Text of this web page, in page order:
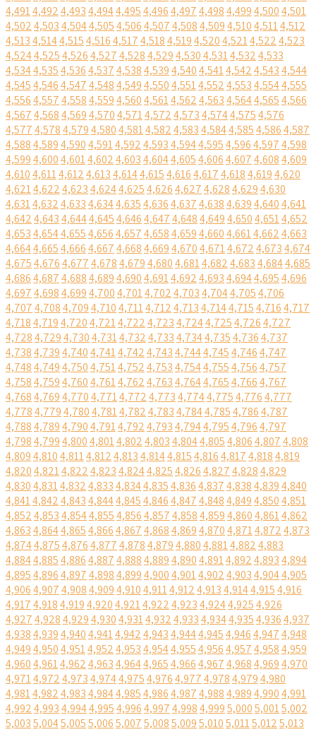
4,4914,4924,4934,4944,4954,4964,4974,4984,4994,5004,501
4,5024,5034,5044,5054,5064,5074,5084,5094,5104,5114,512
4,5134,5144,5154,5164,5174,5184,5194,5204,5214,5224,523
4,5244,5254,5264,5274,5284,5294,5304,5314,5324,533
4,5344,5354,5364,5374,5384,5394,5404,5414,5424,5434,544
4,5454,5464,5474,5484,5494,5504,5514,5524,5534,5544,555
4,5564,5574,5584,5594,5604,5614,5624,5634,5644,5654,566
4,5674,5684,5694,5704,5714,5724,5734,5744,5754,576
4,5774,5784,5794,5804,5814,5824,5834,5844,5854,5864,587
4,5884,5894,5904,5914,5924,5934,5944,5954,5964,5974,598
4,5994,6004,6014,6024,6034,6044,6054,6064,6074,6084,609
4,6104,6114,6124,6134,6144,6154,6164,6174,6184,6194,620
4,6214,6224,6234,6244,6254,6264,6274,6284,6294,630
4,6314,6324,6334,6344,6354,6364,6374,6384,6394,6404,641
4,6424,6434,6444,6454,6464,6474,6484,6494,6504,6514,652
4,6534,6544,6554,6564,6574,6584,6594,6604,6614,6624,663
4,6644,6654,6664,6674,6684,6694,6704,6714,6724,6734,674
4,6754,6764,6774,6784,6794,6804,6814,6824,6834,6844,685
4,6864,6874,6884,6894,6904,6914,6924,6934,6944,6954,696
4,6974,6984,6994,7004,7014,7024,7034,7044,7054,706
4,7074,7084,7094,7104,7114,7124,7134,7144,7154,7164,717
4,7184,7194,7204,7214,7224,7234,7244,7254,7264,727
4,7284,7294,7304,7314,7324,7334,7344,7354,7364,737
4,7384,7394,7404,7414,7424,7434,7444,7454,7464,747
4,7484,7494,7504,7514,7524,7534,7544,7554,7564,757
4,7584,7594,7604,7614,7624,7634,7644,7654,7664,767
4,7684,7694,7704,7714,7724,7734,7744,7754,7764,777
4,7784,7794,7804,7814,7824,7834,7844,7854,7864,787
4,7884,7894,7904,7914,7924,7934,7944,7954,7964,797
4,7984,7994,8004,8014,8024,8034,8044,8054,8064,8074,808
4,8094,8104,8114,8124,8134,8144,8154,8164,8174,8184,819
4,8204,8214,8224,8234,8244,8254,8264,8274,8284,829
4,8304,8314,8324,8334,8344,8354,8364,8374,8384,8394,840
4,8414,8424,8434,8444,8454,8464,8474,8484,8494,8504,851
4,8524,8534,8544,8554,8564,8574,8584,8594,8604,8614,862
4,8634,8644,8654,8664,8674,8684,8694,8704,8714,8724,873
4,8744,8754,8764,8774,8784,8794,8804,8814,8824,883
4,8844,8854,8864,8874,8884,8894,8904,8914,8924,8934,894
4,8954,8964,8974,8984,8994,9004,9014,9024,9034,9044,905
4,9064,9074,9084,9094,9104,9114,9124,9134,9144,9154,916
4,9174,9184,9194,9204,9214,9224,9234,9244,9254,926
4,9274,9284,9294,9304,9314,9324,9334,9344,9354,9364,937
4,9384,9394,9404,9414,9424,9434,9444,9454,9464,9474,948
4,9494,9504,9514,9524,9534,9544,9554,9564,9574,9584,959
4,9604,9614,9624,9634,9644,9654,9664,9674,9684,9694,970
4,9714,9724,9734,9744,9754,9764,9774,9784,9794,980
4,9814,9824,9834,9844,9854,9864,9874,9884,9894,9904,991
4,9924,9934,9944,9954,9964,9974,9984,9995,0005,0015,002
5,0035,0045,0055,0065,0075,0085,0095,0105,0115,0125,013